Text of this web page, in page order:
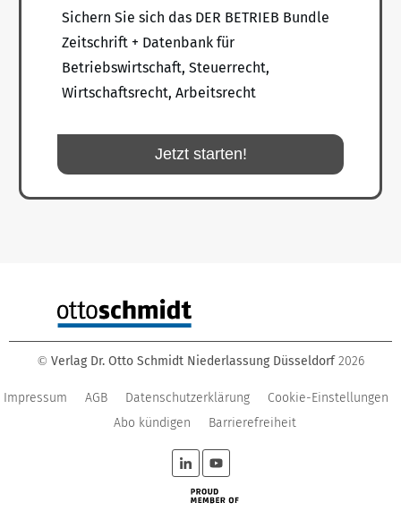
Sichern Sie sich das DER BETRIEB Bundle
Zeitschrift + Datenbank für
Betriebswirtschaft, Steuerrecht,
Wirtschaftsrecht, Arbeitsrecht
Jetzt starten!
© Verlag Dr. Otto Schmidt Niederlassung Düsseldorf 2026
Impressum AGB Datenschutzerklärung
Cookie-Einstellungen
Abo kündigen
Barrierefreiheit